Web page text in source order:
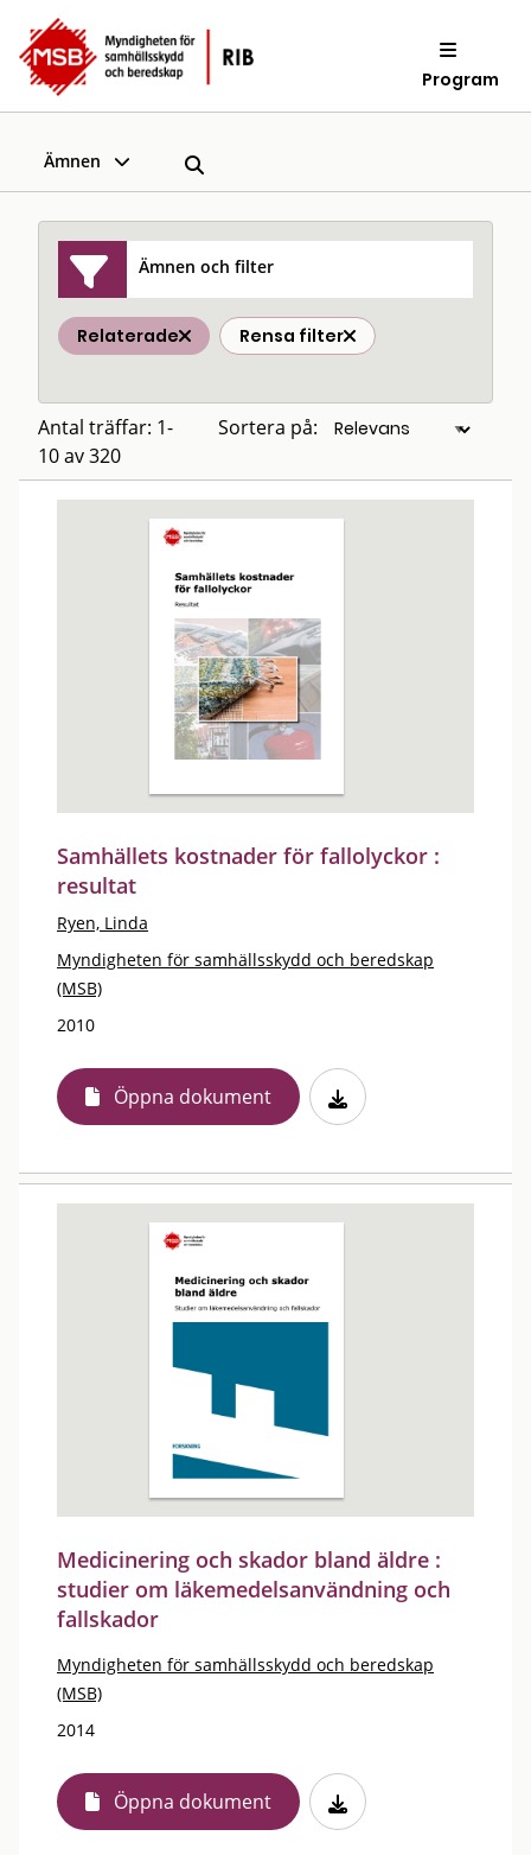
Program
Ämnen
Ämnen och filter
Relaterade Rensa filter
Antal träffar: 1-
10 av 320
Sortera på:
Samhällets kostnader för fallolyckor :
resultat
Ryen, Linda
Myndigheten för samhällsskydd och beredskap
(MSB)
2010
Öppna dokument
Medicinering och skador bland äldre :
studier om läkemedelsanvändning och
fallskador
Myndigheten för samhällsskydd och beredskap
(MSB)
2014
Öppna dokument